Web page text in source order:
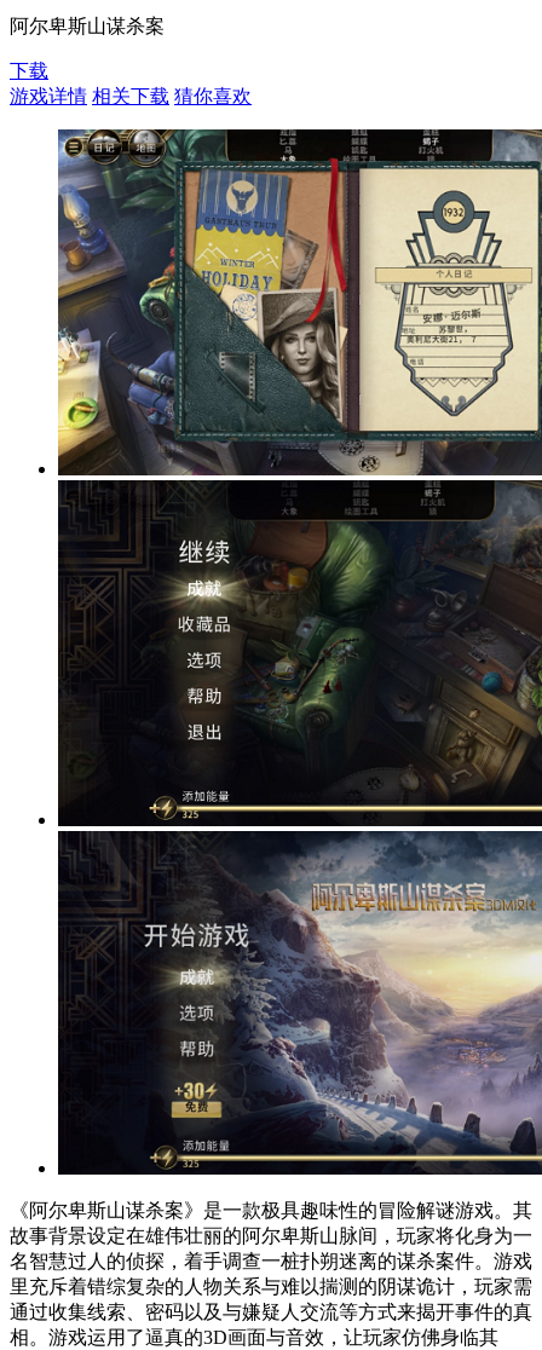
阿尔卑斯山谋杀案
下载
游戏详情 相关下载 猜你喜欢
《阿尔卑斯山谋杀案》是一款极具趣味性的冒险解谜游戏。其
故事背景设定在雄伟壮丽的阿尔卑斯山脉间，玩家将化身为一
名智慧过人的侦探，着手调查一桩扑朔迷离的谋杀案件。游戏
里充斥着错综复杂的人物关系与难以揣测的阴谋诡计，玩家需
通过收集线索、密码以及与嫌疑人交流等方式来揭开事件的真
相。游戏运用了逼真的3D画面与音效，让玩家仿佛身临其